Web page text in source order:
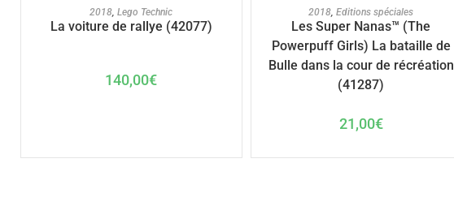
AJOUTER AU PANIER
2018,Lego Technic
La voiture de rallye (42077)
140,00€
AJOUTER AU PANIER
2018,Editions spéciales
Les Super Nanas™ (The
Powerpuff Girls) La bataille de
Bulle dans la cour de récréation
(41287)
21,00€